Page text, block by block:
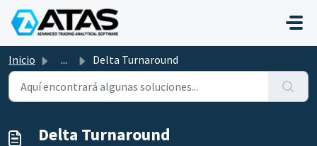
Saltar al contenido principal
Inicio ... Delta Turnaround
Delta Turnaround